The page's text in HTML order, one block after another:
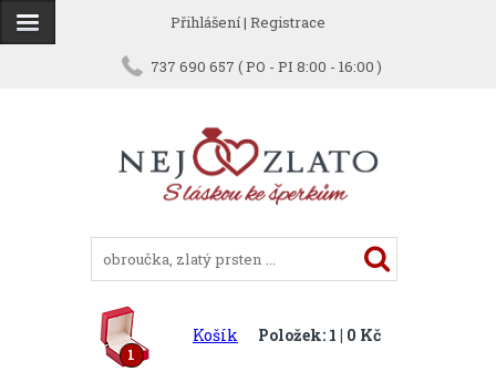
Přihlášení| Registrace
737 690 657 ( PO - PI 8:00 - 16:00 )
1
Košík Položek: 1 | 0 Kč